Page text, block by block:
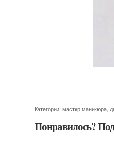
Категории: мастер маникюра
Понравилось?